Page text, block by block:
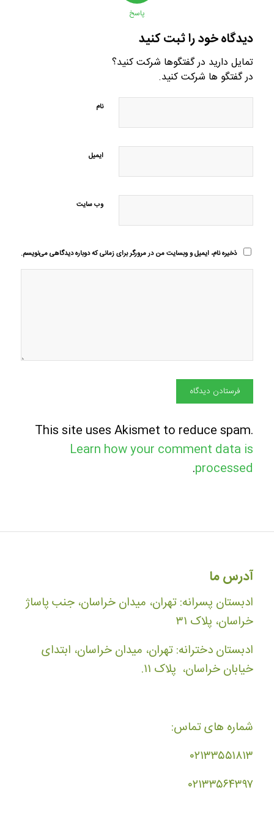
پاسخ
دیدگاه خود را ثبت کنید
تمایل دارید در گفتگوها شرکت کنید؟
در گفتگو ها شرکت کنید.
نام
ایمیل
وب‌ سایت
ذخیره نام، ایمیل و وبسایت من در مرورگر برای زمانی که دوباره دیدگاهی می‌نویسم.
This site uses Akismet to reduce spam.
Learn how your comment data is
processed
.
آدرس ما
ادبستان پسرانه: تهران، میدان خراسان، جنب پاساژ
خراسان، پلاک ۳۱
ادبستان دخترانه: تهران، میدان خراسان، ابتدای
خیابان خراسان، پلاک ۱۱.
شماره های تماس:
۰۲۱۳۳۵۵۱۸۱۳
۰۲۱۳۳۵۶۴۳۹۷